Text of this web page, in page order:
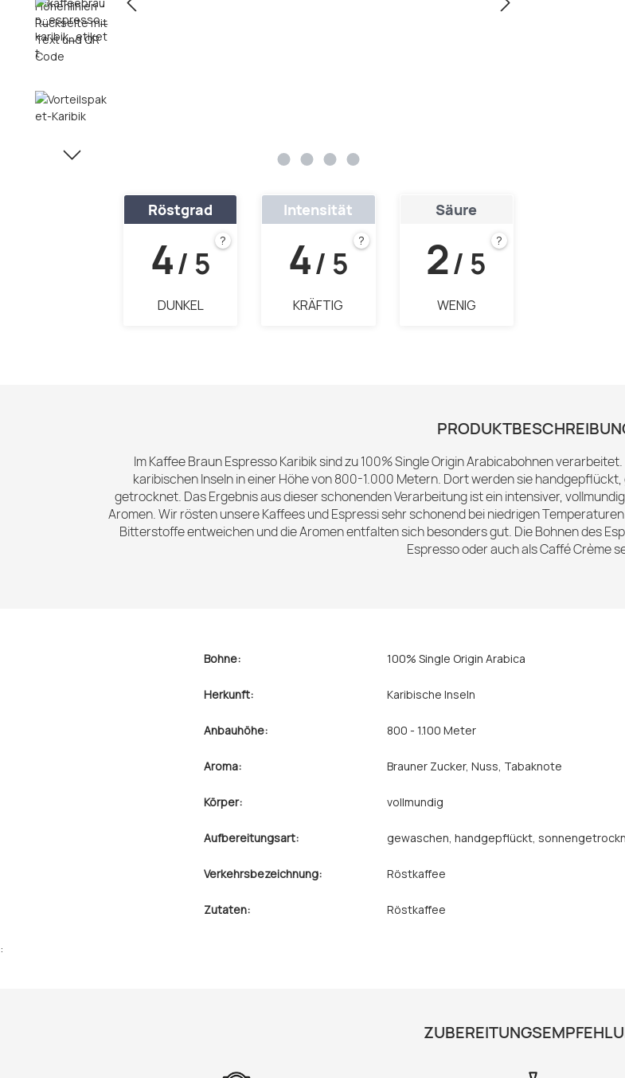
Röstgrad
?
4/ 5
DUNKEL
Intensität
?
4/ 5
KRÄFTIG
Säure
?
2/ 5
WENIG
Im Kaffee Braun Espresso Karibik sind zu 100% Single Origin Arabicabohnen
karibischen Inseln in einer Höhe von 800-1.000 Metern. Dort werden sie
getrocknet. Das Ergebnis aus dieser schonenden Verarbeitung ist ein intensiver,
Aromen. Wir rösten unsere Kaffees und Espressi sehr schonend bei niedrigen
Bitterstoffe entweichen und die Aromen entfalten sich besonders gut. Die Bohnen des
Espresso oder auch als Caffé Crème
Bohne: 100% Single Origin Arabica
Herkunft: Karibische Inseln
Anbauhöhe: 800 - 1.100 Meter
Aroma: Brauner Zucker, Nuss, Tabaknote
Körper: vollmundig
Aufbereitungsart: gewaschen, handgepflückt,
Verkehrsbezeichnung: Röstkaffee
Zutaten: Röstkaffee
: